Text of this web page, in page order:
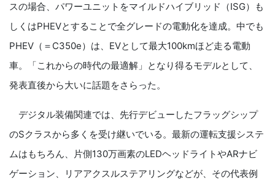
スの場合、パワーユニットをマイルドハイブリッド（ISG）も
しくはPHEVとすることで全グレードの電動化を達成。中でも
PHEV（＝C350e）は、EVとして最大100kmほど走る電動
車。「これからの時代の最適解」となり得るモデルとして、
発表直後から大いに話題をさらった。
デジタル装備関連では、先行デビューしたフラッグシップ
のSクラスから多くを受け継いでいる。最新の運転支援システ
ムはもちろん、片側130万画素のLEDヘッドライトやARナビ
ゲーション、リアアクスルステアリングなどが、その代表例